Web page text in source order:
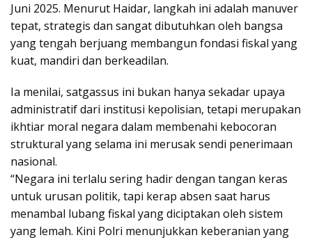
Juni 2025. Menurut Haidar, langkah ini adalah manuver
tepat, strategis dan sangat dibutuhkan oleh bangsa
yang tengah berjuang membangun fondasi fiskal yang
kuat, mandiri dan berkeadilan.
Ia menilai, satgassus ini bukan hanya sekadar upaya
administratif dari institusi kepolisian, tetapi merupakan
ikhtiar moral negara dalam membenahi kebocoran
struktural yang selama ini merusak sendi penerimaan
nasional.
“Negara ini terlalu sering hadir dengan tangan keras
untuk urusan politik, tapi kerap absen saat harus
menambal lubang fiskal yang diciptakan oleh sistem
yang lemah. Kini Polri menunjukkan keberanian yang